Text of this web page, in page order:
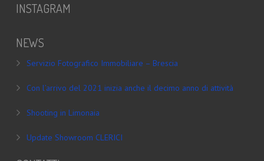
INSTAGRAM
NEWS
Servizio Fotografico Immobiliare – Brescia
Con l’arrivo del 2021 inizia anche il decimo anno di attività
Shooting in Limonaia
Update Showroom CLERICI